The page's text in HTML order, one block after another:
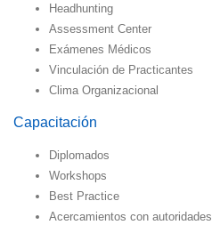
Headhunting
Assessment Center
Exámenes Médicos
Vinculación de Practicantes
Clima Organizacional
Capacitación
Diplomados
Workshops
Best Practice
Acercamientos con autoridades